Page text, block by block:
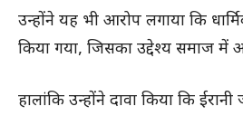
उन्होंने यह भी आरोप लगाया कि
किया गया, जिसका उद्देश्य समाज में
हालांकि उन्होंने दावा किया कि